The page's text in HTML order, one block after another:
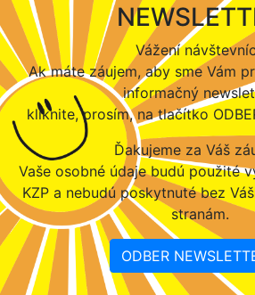
Vážení
Ak máte záujem, aby sme Vám
informačný
kliknite, prosím, na tlačítko
Ďakujeme za Váš
Vaše osobné údaje budú použité
KZP a nebudú poskytnuté bez
stranám.
ODBER